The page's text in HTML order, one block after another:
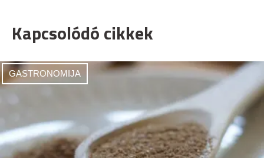
Kapcsolódó cikkek
GASTRONOMIJA